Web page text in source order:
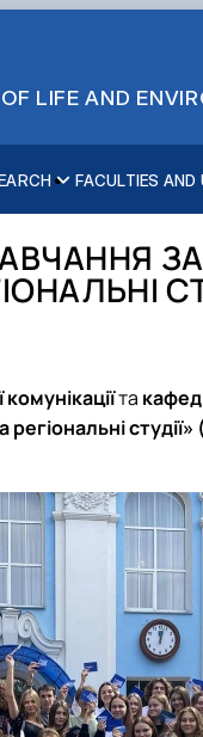
LIFE AND
FACULTIES AND
ЗА
та
регіональні студії»